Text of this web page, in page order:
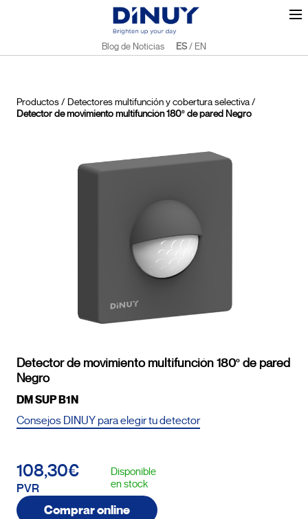
Blog de Noticias ES/ EN
Productos/ Detectores multifunción y cobertura selectiva/
Detector de movimiento multifunción 180º de pared Negro
Detector de movimiento multifunción 180º de pared
Negro
DM SUP B1N
Consejos DINUY para elegir tu detector
108,30€
PVR
Disponible
en stock
Comprar online